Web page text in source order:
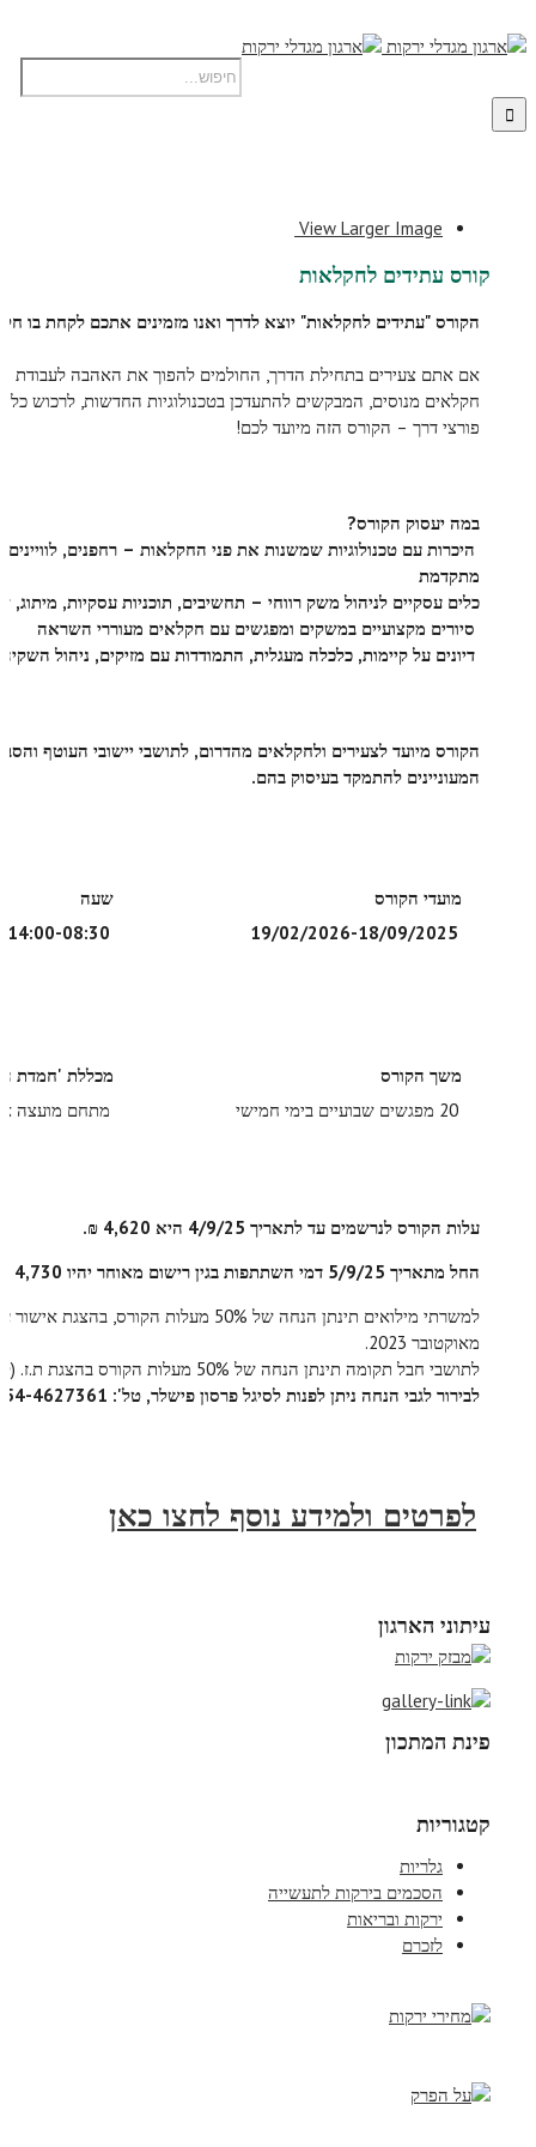
View Larger Image
קורס עתידים לחקלאות
הקורס "עתידים לחקלאות" יוצא לדרך ואנו מזמינים אתכם לקחת בו
אם אתם צעירים בתחילת הדרך, החולמים להפוך את האהבה
חקלאים מנוסים, המבקשים להתעדכן בטכנולוגיות החדשות, לרכוש
פורצי דרך – הקורס הזה מיועד לכם!
במה יעסוק הקורס?
היכרות עם טכנולוגיות שמשנות את פני החקלאות – רחפנים, לוויינים,
מתקדמת
כלים עסקיים לניהול משק רווחי – תחשיבים, תוכניות עסקיות, מיתוג,
סיורים מקצועיים במשקים ומפגשים עם חקלאים מעוררי השראה
דיונים על קיימות, כלכלה מעגלית, התמודדות עם מזיקים, ניהול
הקורס מיועד לצעירים ולחקלאים מהדרום, לתושבי יישובי העוטף
המעוניינים להתמקד בעיסוק בהם.
מועדי הקורס
19/02/2026-18/09/2025
שעה
14:00-08:30
משך הקורס
20 מפגשים שבועיים בימי חמישי
מכללת 'חמדת
מתחם מועצה
עלות הקורס לנרשמים עד לתאריך 4/9/25 היא 4,620 ₪.
החל מתאריך 5/9/25 דמי השתתפות בגין רישום מאוחר יהיו 4,730 ₪.
מאוקטובר 2023.
לתושבי חבל תקומה תינתן הנחה של 50% מעלות הקורס בהצגת ת.ז. (ללא כפל הנחות).
לבירור לגבי הנחה ניתן לפנות לסיגל פרסון פישלר, טל': 054-4627361.
לפרטים ולמידע נוסף לחצו כאן
עיתוני הארגון
פינת המתכון
קטגוריות
גלריות
הסכמים בירקות לתעשייה
ירקות ובריאות
לזכרם